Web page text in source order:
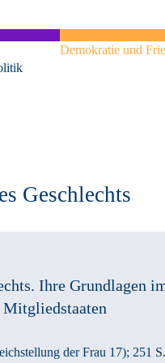
Demokratie und
Geschlechts
Ihre Grundlagen
Mitgliedstaaten
der Frau 17); 251 S.